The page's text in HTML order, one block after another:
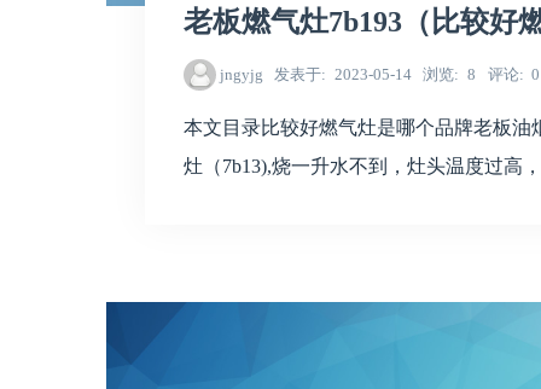
老板燃气灶7b193（比较好
jngyjg 发表于 2023-05-14 浏览 8 评论 0
本文目录比较好燃气灶是哪个品牌老板油
灶（7b13),烧一升水不到，灶头温度过高